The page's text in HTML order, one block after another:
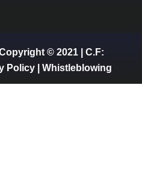
© 2021 | C.F:
Policy| Whistleblowing